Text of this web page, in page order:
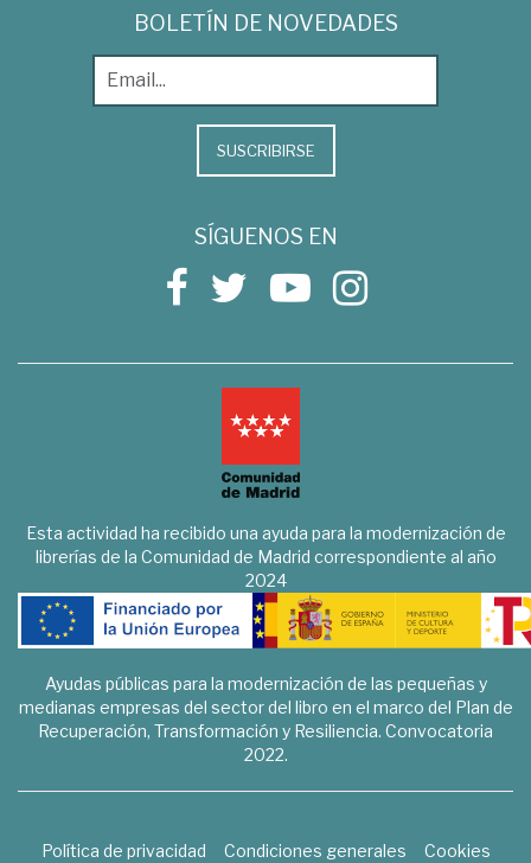
BOLETÍN DE NOVEDADES
SUSCRIBIRSE
SÍGUENOS EN
Esta actividad ha recibido una ayuda para la modernización de
librerías de la Comunidad de Madrid correspondiente al año
2024
Ayudas públicas para la modernización de las pequeñas y
medianas empresas del sector del libro en el marco del Plan de
Recuperación, Transformación y Resiliencia. Convocatoria
2022.
Política de privacidad Condiciones generales
Cookies